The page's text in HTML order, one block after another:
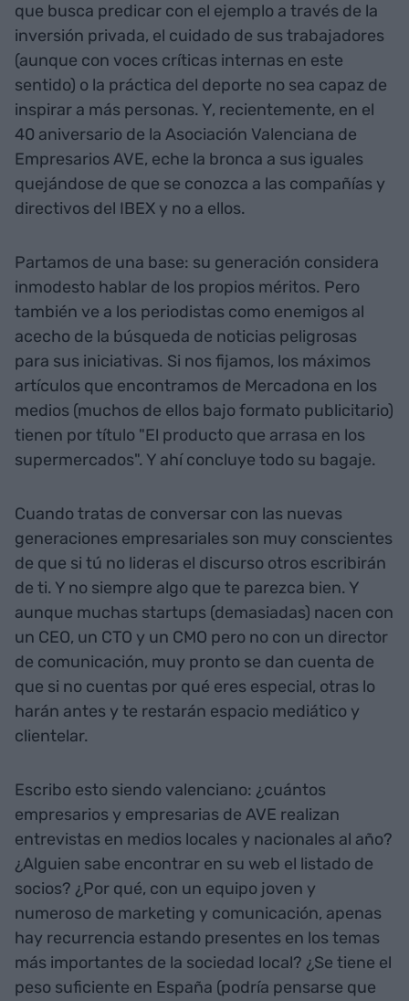
que busca predicar con el ejemplo a través de la
inversión privada, el cuidado de sus trabajadores
(aunque con voces críticas internas en este
sentido) o la práctica del deporte no sea capaz de
inspirar a más personas. Y, recientemente, en el
40 aniversario de la Asociación Valenciana de
Empresarios AVE, eche la bronca a sus iguales
quejándose de que se conozca a las compañías y
directivos del IBEX y no a ellos.
Partamos de una base: su generación considera
inmodesto hablar de los propios méritos. Pero
también ve a los periodistas como enemigos al
acecho de la búsqueda de noticias peligrosas
para sus iniciativas. Si nos fijamos, los máximos
artículos que encontramos de Mercadona en los
medios (muchos de ellos bajo formato publicitario)
tienen por título "El producto que arrasa en los
supermercados". Y ahí concluye todo su bagaje.
Cuando tratas de conversar con las nuevas
generaciones empresariales son muy conscientes
de que si tú no lideras el discurso otros escribirán
de ti. Y no siempre algo que te parezca bien. Y
aunque muchas startups (demasiadas) nacen con
un CEO, un CTO y un CMO pero no con un director
de comunicación, muy pronto se dan cuenta de
que si no cuentas por qué eres especial, otras lo
harán antes y te restarán espacio mediático y
clientelar.
Escribo esto siendo valenciano: ¿cuántos
empresarios y empresarias de AVE realizan
entrevistas en medios locales y nacionales al año?
¿Alguien sabe encontrar en su web el listado de
socios? ¿Por qué, con un equipo joven y
numeroso de marketing y comunicación, apenas
hay recurrencia estando presentes en los temas
más importantes de la sociedad local? ¿Se tiene el
peso suficiente en España (podría pensarse que